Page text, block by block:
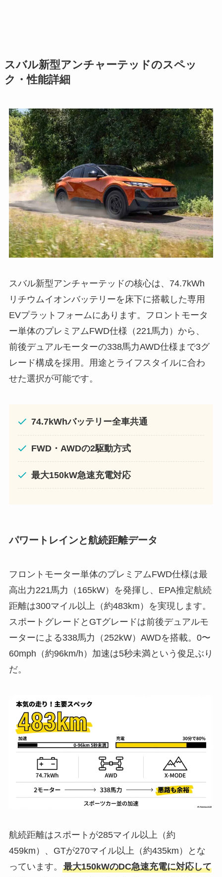
スバル新型アンチャーテッドのスペッ
ク・性能詳細
スバル新型アンチャーテッドの核心は、74.7kWh
リチウムイオンバッテリーを床下に搭載した専用
EVプラットフォームにあります。フロントモータ
ー単体のプレミアムFWD仕様（221馬力）から、
前後デュアルモーターの338馬力AWD仕様まで3グ
レード構成を採用。用途とライフスタイルに合わ
せた選択が可能です。
74.7kWhバッテリー全車共通
FWD・AWDの2駆動方式
最大150kW急速充電対応
パワートレインと航続距離データ
フロントモーター単体のプレミアムFWD仕様は最
高出力221馬力（165kW）を発揮し、EPA推定航続
距離は300マイル以上（約483km）を実現します。
スポートグレードとGTグレードは前後デュアルモ
ーターによる338馬力（252kW）AWDを搭載。0〜
60mph（約96km/h）加速は5秒未満という俊足ぶり
だ。
航続距離はスポートが285マイル以上（約
459km）、GTが270マイル以上（約435km）とな
っています。 最大150kWのDC急速充電に対応して